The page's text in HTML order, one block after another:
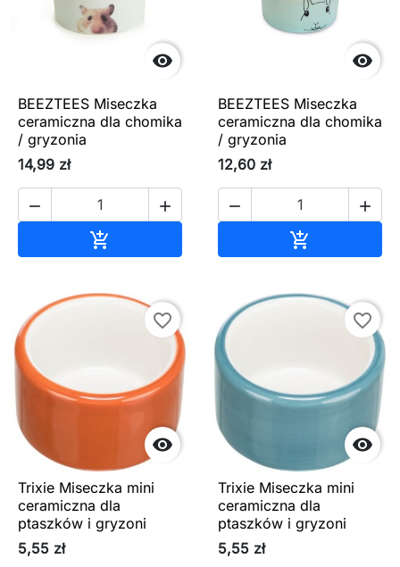

BEEZTEES Miseczka
ceramiczna dla chomika
/ gryzonia
14,99 zł
 


BEEZTEES Miseczka
ceramiczna dla chomika
/ gryzonia
12,60 zł
 


favorite_border
Trixie Miseczka mini
ceramiczna dla
ptaszków i gryzoni
5,55 zł

favorite_border
Trixie Miseczka mini
ceramiczna dla
ptaszków i gryzoni
5,55 zł